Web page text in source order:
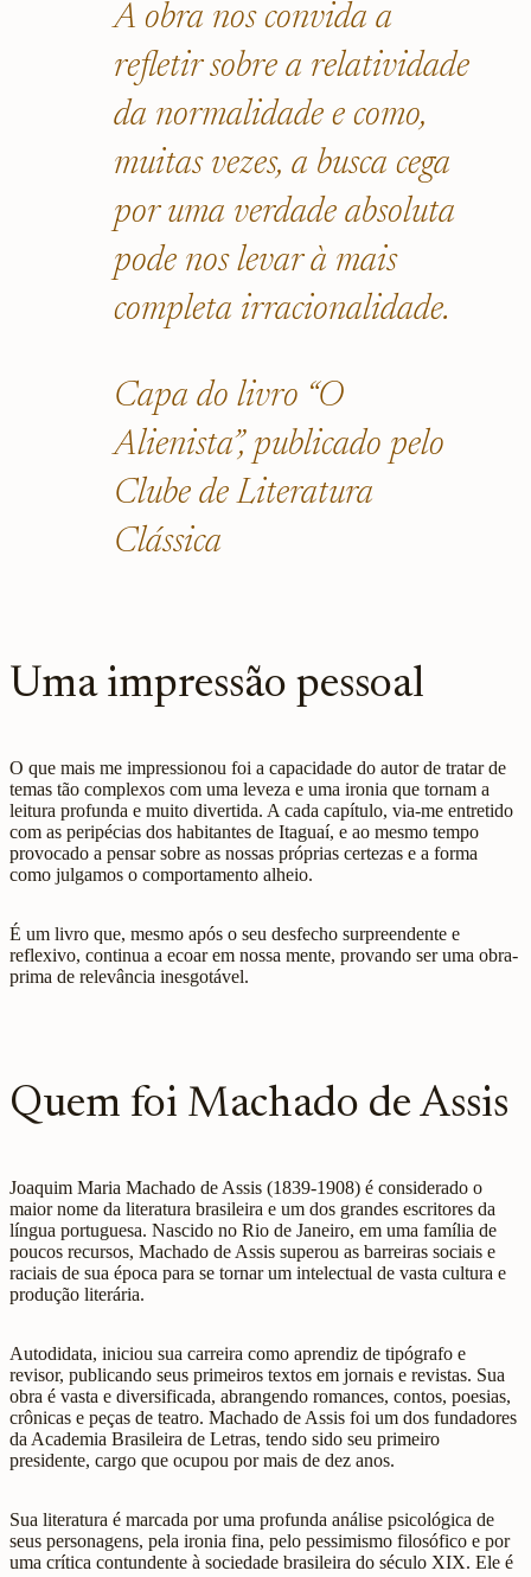
A obra nos convida a
refletir sobre a relatividade
da normalidade e como,
muitas vezes, a busca cega
por uma verdade absoluta
pode nos levar à mais
completa irracionalidade.
Capa do livro “O
Alienista”, publicado pelo
Clube de Literatura
Clássica
Uma impressão pessoal
O que mais me impressionou foi a capacidade do autor de tratar de
temas tão complexos com uma leveza e uma ironia que tornam a
leitura profunda e muito divertida. A cada capítulo, via-me entretido
com as peripécias dos habitantes de Itaguaí, e ao mesmo tempo
provocado a pensar sobre as nossas próprias certezas e a forma
como julgamos o comportamento alheio.
É um livro que, mesmo após o seu desfecho surpreendente e
reflexivo, continua a ecoar em nossa mente, provando ser uma obra-
prima de relevância inesgotável.
Quem foi Machado de Assis
Joaquim Maria Machado de Assis (1839-1908) é considerado o
maior nome da literatura brasileira e um dos grandes escritores da
língua portuguesa. Nascido no Rio de Janeiro, em uma família de
poucos recursos, Machado de Assis superou as barreiras sociais e
raciais de sua época para se tornar um intelectual de vasta cultura e
produção literária.
Autodidata, iniciou sua carreira como aprendiz de tipógrafo e
revisor, publicando seus primeiros textos em jornais e revistas. Sua
obra é vasta e diversificada, abrangendo romances, contos, poesias,
crônicas e peças de teatro. Machado de Assis foi um dos fundadores
da Academia Brasileira de Letras, tendo sido seu primeiro
presidente, cargo que ocupou por mais de dez anos.
Sua literatura é marcada por uma profunda análise psicológica de
seus personagens, pela ironia fina, pelo pessimismo filosófico e por
uma crítica contundente à sociedade brasileira do século XIX. Ele é